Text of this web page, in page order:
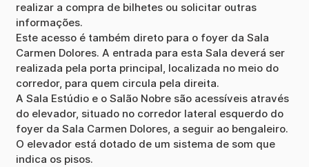
realizar a compra de bilhetes ou solicitar outras
informações.
Este acesso é também direto para o foyer da Sala
Carmen Dolores. A entrada para esta Sala deverá ser
realizada pela porta principal, localizada no meio do
corredor, para quem circula pela direita.
A Sala Estúdio e o Salão Nobre são acessíveis através
do elevador, situado no corredor lateral esquerdo do
foyer da Sala Carmen Dolores, a seguir ao bengaleiro.
O elevador está dotado de um sistema de som que
indica os pisos.